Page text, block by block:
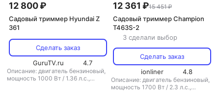
12 800 ₽
Садовый триммер Hyundai Z
361
Сделать заказ
GuruTV.ru
4.7
Описание: двигатель бензиновый,
мощность 1000 Вт / 1.36 л.с.,
12 361 ₽15 451 ₽
Садовый триммер Champion
T463S-2
3 сделали выбор
Сделать заказ
ionliner
4.8
Описание: двигатель бензиновый,
мощность 1700 Вт / 2.3 л.с.,